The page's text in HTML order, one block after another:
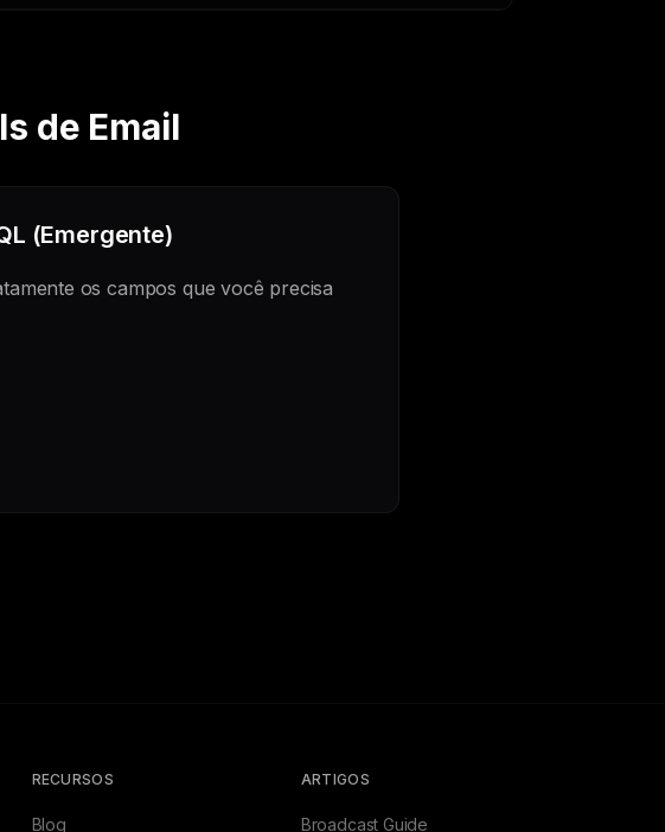
de Email
(Emergente)
os campos que você precisa
RECURSOS
Blog
ARTIGOS
Broadcast Guide